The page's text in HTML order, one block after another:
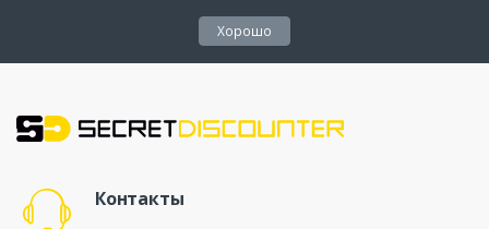
Хорошо
Контакты